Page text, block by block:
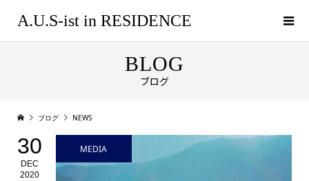
A.U.S-ist in RESIDENCE
BLOG
ブログ
ブログ NEWS
30
DEC
2020
MEDIA